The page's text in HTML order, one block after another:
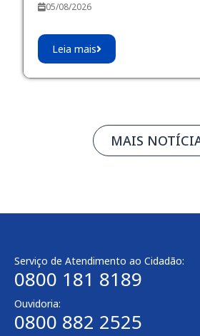
05/08/2026
Leia mais
MAIS
Serviço de Atendimento ao Cidadão:
0800 181 8189
Ouvidoria:
0800 882 2525